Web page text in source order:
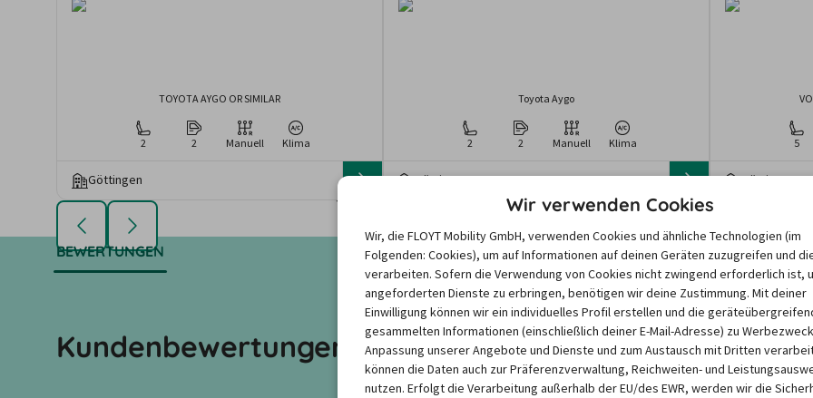
TOYOTA AYGO OR SIMILAR
2 2 Manuell Klima
Göttingen
Toyota Aygo
2 2 Manuell Klima
Göttingen
5
Göttingen
Die angezeigten Angebote und Preise basieren auf den Suchergebnissen der letzten Tage.
Mietdauer und dem Zeitraum abhängen, können die nach einer Suche angezeigten
BEWERTUNGEN
Kundenbewertungen zu unseren Partnern
Wir verwenden Cookies
Wir, die FLOYT Mobility GmbH, verwenden Cookies und ähnliche Technologien (im
Folgenden: Cookies), um auf Informationen auf deinen Geräten zuzugreifen und
verarbeiten. Sofern die Verwendung von Cookies nicht zwingend erforderlich ist,
angeforderten Dienste zu erbringen, benötigen wir deine Zustimmung. Mit deiner
Einwilligung können wir ein individuelles Profil erstellen und die
gesammelten Informationen (einschließlich deiner E-Mail-Adresse) zu
Anpassung unserer Angebote und Dienste und zum Austausch mit Dritten
können die Daten auch zur Präferenzverwaltung, Reichweiten- und
nutzen. Erfolgt die Verarbeitung außerhalb der EU/des EWR, werden wir die